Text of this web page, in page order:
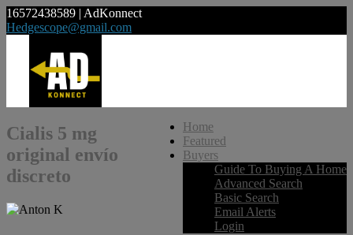
16572438589 | AdKonnect
Hedgescope@gmail.com
Home
Featured
Buyers
Guide To Buying A Home
Advanced Search
Basic Search
Email Alerts
Login
Cialis 5 mg
original envío
discreto